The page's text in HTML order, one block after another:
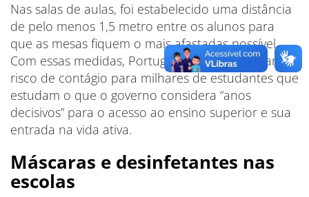
Nas salas de aulas, foi estabelecido uma distância
de pelo menos 1,5 metro entre os alunos para
que as mesas fiquem o mais afastadas possível.
Com essas medidas, Portugal espera minimizar o
risco de contágio para milhares de estudantes que
estudam o que o governo considera “anos
decisivos” para o acesso ao ensino superior e sua
entrada na vida ativa.
Máscaras e desinfetantes nas
escolas